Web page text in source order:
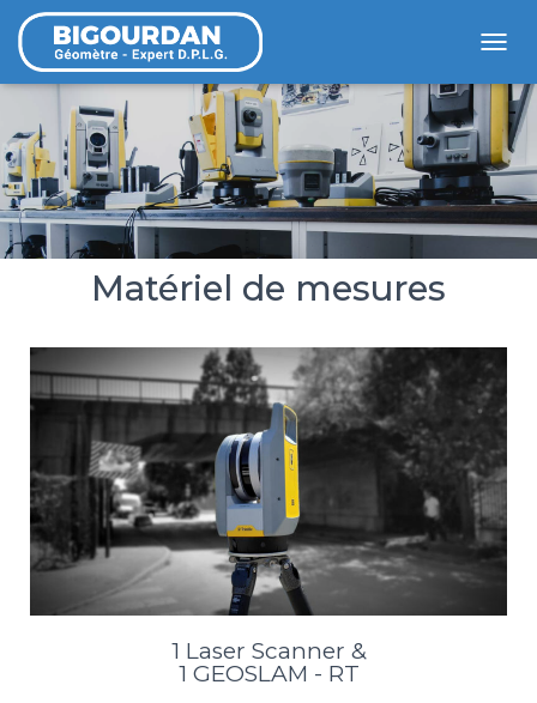
É
I
E
R
L
A
A
T
I
O
N
Moyens matériels
Matériel de mesures
1 Laser Scanner &
1 GEOSLAM - RT